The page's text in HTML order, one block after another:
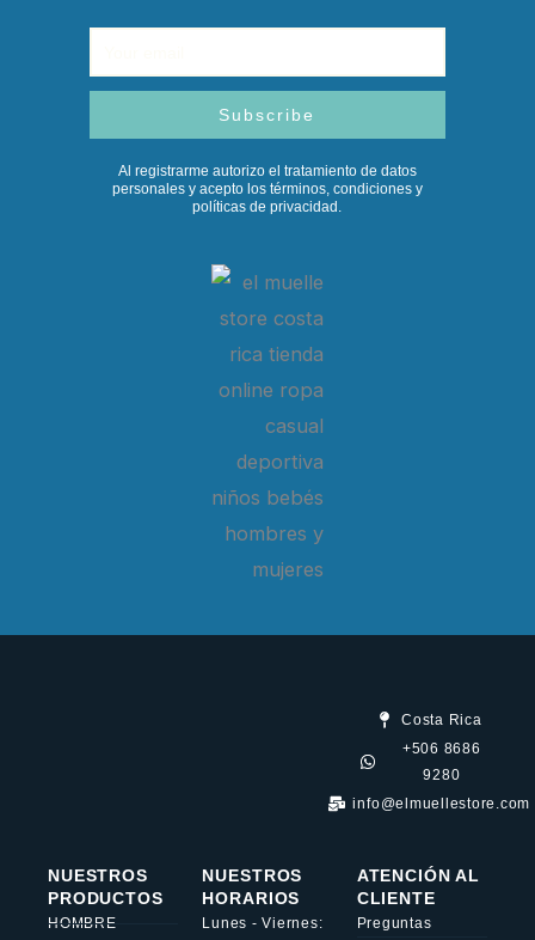
Subscribe
Al registrarme autorizo el tratamiento de datos
personales y acepto los términos, condiciones y
políticas de privacidad.
Costa Rica
+506 8686
9280
info@elmuellestore.com
NUESTROS
PRODUCTOS
HOMBRE
NUESTROS
HORARIOS
Lunes - Viernes:
ATENCIÓN AL
CLIENTE
Preguntas